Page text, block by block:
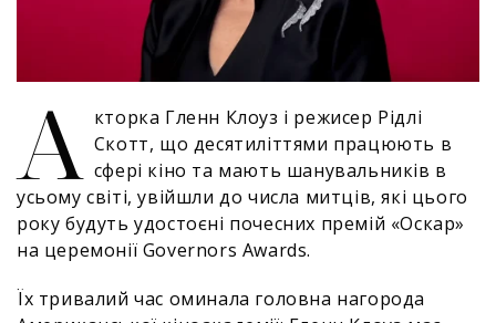
А кторка Гленн Клоуз і режисер Рідлі
Скотт, що десятиліттями працюють в
сфері кіно та мають шанувальників в
усьому світі, увійшли до числа митців, які цього
року будуть удостоєні почесних премій «Оскар»
на церемонії Governors Awards.
Їх тривалий час оминала головна нагорода